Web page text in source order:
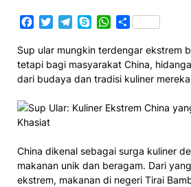
Facebook
TwitterTelegram
SkypeWhatsApp
Share
Sup ular mungkin terdengar ekstrem
tetapi bagi masyarakat China,
dari budaya dan tradisi kuliner
China dikenal sebagai surga kuliner
makanan unik dan beragam. Dari
ekstrem, makanan di negeri Tirai